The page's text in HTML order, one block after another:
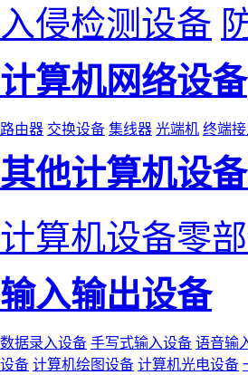
入侵检测设备
计算机网络设备
路由器 交换设备 集线器 光端机 终端
其他计算机设
计算机设备零
输入输出设备
数据录入设备 手写式输入设备 语音输
设备 计算机绘图设备 计算机光电设备